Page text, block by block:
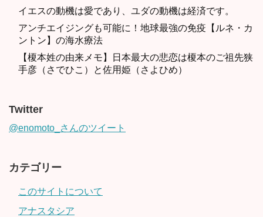
イエスの動機は愛であり、ユダの動機は経済です。
アンチエイジングも可能に！地球最強の免疫【ルネ・カ
ントン】の海水療法
【榎本姓の由来メモ】日本最大の悲恋は榎本のご祖先狭
手彦（さでひこ）と佐用姫（さよひめ）
Twitter
@enomoto_さんのツイート
カテゴリー
このサイトについて
アナスタシア